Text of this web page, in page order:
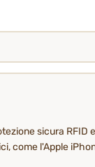
sicura RFID
come l'Apple